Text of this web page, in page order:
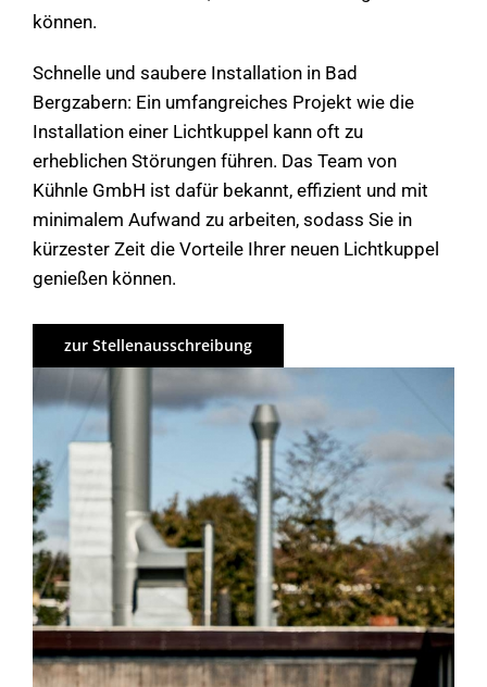
können.
Schnelle und saubere Installation in Bad
Bergzabern: Ein umfangreiches Projekt wie die
Installation einer Lichtkuppel kann oft zu
erheblichen Störungen führen. Das Team von
Kühnle GmbH ist dafür bekannt, effizient und mit
minimalem Aufwand zu arbeiten, sodass Sie in
kürzester Zeit die Vorteile Ihrer neuen Lichtkuppel
genießen können.
zur Stellenausschreibung